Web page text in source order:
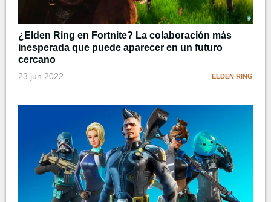
¿Elden Ring en Fortnite? La colaboración más
inesperada que puede aparecer en un futuro
cercano
23 jun 2022 ELDEN RING